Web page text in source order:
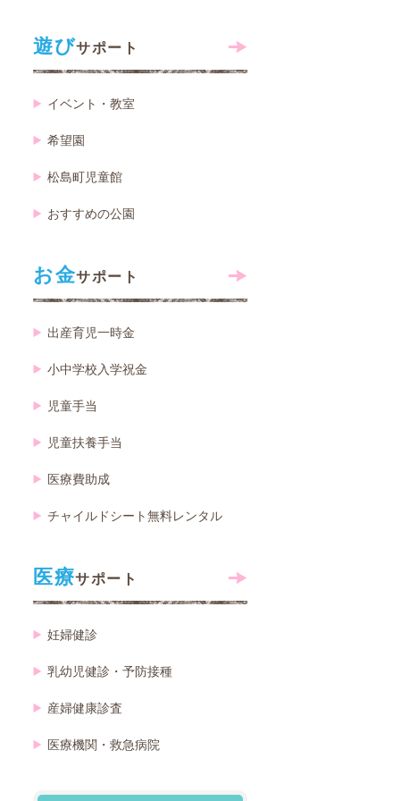
遊びサポート
イベント・教室
希望園
松島町児童館
おすすめの公園
お金サポート
出産育児一時金
小中学校入学祝金
児童手当
児童扶養手当
医療費助成
チャイルドシート無料レンタル
医療サポート
妊婦健診
乳幼児健診・予防接種
産婦健康診査
医療機関・救急病院